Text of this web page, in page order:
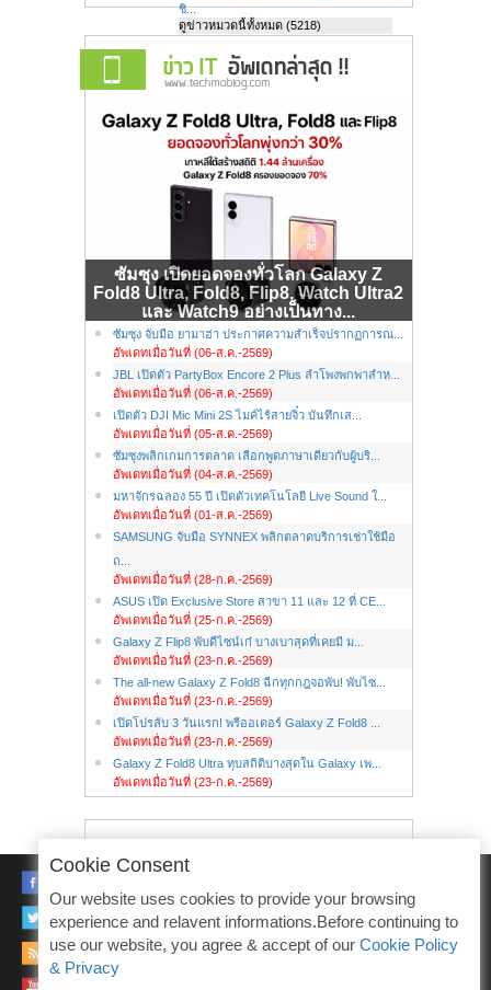
ชิ...
ดูข่าวหมวดนี้ทั้งหมด (5218)
ซัมซุง เปิดยอดจองทั่วโลก Galaxy Z
Fold8 Ultra, Fold8, Flip8, Watch Ultra2
และ Watch9 อย่างเป็นทาง...
ซัมซุง จับมือ ยามาฮ่า ประกาศความสำเร็จปรากฏการณ...
อัพเดทเมื่อวันที่ (06-ส.ค.-2569)
JBL เปิดตัว PartyBox Encore 2 Plus ลำโพงพกพาสำห...
อัพเดทเมื่อวันที่ (06-ส.ค.-2569)
เปิดตัว DJI Mic Mini 2S ไมค์ไร้สายจิ๋ว บันทึกเส...
อัพเดทเมื่อวันที่ (05-ส.ค.-2569)
ซัมซุงพลิกเกมการตลาด เลือกพูดภาษาเดียวกับผู้บริ...
อัพเดทเมื่อวันที่ (04-ส.ค.-2569)
มหาจักรฉลอง 55 ปี เปิดตัวเทคโนโลยี Live Sound ใ...
อัพเดทเมื่อวันที่ (01-ส.ค.-2569)
SAMSUNG จับมือ SYNNEX พลิกตลาดบริการเช่าใช้มือ
ถ...
อัพเดทเมื่อวันที่ (28-ก.ค.-2569)
ASUS เปิด Exclusive Store สาขา 11 และ 12 ที่ CE...
อัพเดทเมื่อวันที่ (25-ก.ค.-2569)
Galaxy Z Flip8 พับดีไซน์เก๋ บางเบาสุดที่เคยมี ม...
อัพเดทเมื่อวันที่ (23-ก.ค.-2569)
The all-new Galaxy Z Fold8 ฉีกทุกกฎจอพับ! พับไซ...
อัพเดทเมื่อวันที่ (23-ก.ค.-2569)
เปิดโปรลับ 3 วันแรก! พรีออเดอร์ Galaxy Z Fold8 ...
อัพเดทเมื่อวันที่ (23-ก.ค.-2569)
Galaxy Z Fold8 Ultra ทุบสถิติบางสุดใน Galaxy เพ...
อัพเดทเมื่อวันที่ (23-ก.ค.-2569)
TWITTER
RSS
Cookie Consent
Our website uses cookies to provide your browsing
experience and relavent informations.Before continuing to
use our website, you agree & accept of our Cookie Policy
& Privacy